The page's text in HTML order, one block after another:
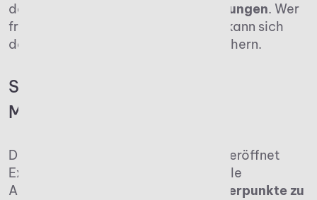
daraus
Chancen und Herausforderungen. Wer
früh den digitalen Weg einschlägt, kann sich
dauerhaft Wettbewerbsvorteile sichern.
Selbstbestimmung und
Mandantenbindung
Die Gründung einer eigenen Kanzlei eröffnet
Experten die Möglichkeit, individuelle
Arbeitsweisen und
Beratungsschwerpunkte zu